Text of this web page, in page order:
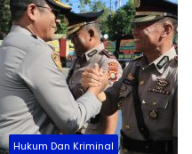
Hukum Dan Kriminal